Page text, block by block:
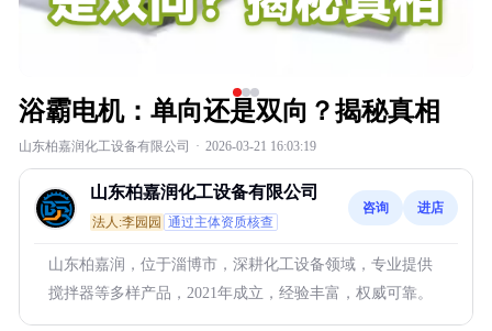
浴霸电机：单向还是双向？揭秘真相
山东柏嘉润化工设备有限公司 · 2026-03-21 16:03:19
山东柏嘉润化工设备有限公司
法人:李园园 通过主体资质核查
咨询 进店
山东柏嘉润，位于淄博市，深耕化工设备领域，专业提供
搅拌器等多样产品，2021年成立，经验丰富，权威可靠。